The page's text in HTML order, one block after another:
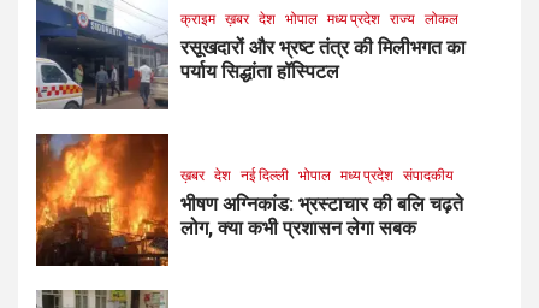
क्राइम ख़बर देश भोपाल मध्य प्रदेश राज्य लोकल
रसूखदारों और भ्रष्ट तंत्र की मिलीभगत का
पर्याय सिद्धांता हॉस्पिटल
ख़बर देश नई दिल्ली भोपाल मध्य प्रदेश संपादकीय
भीषण अग्निकांड: भ्रस्टाचार की बलि चढ़ते
लोग, क्या कभी प्रशासन लेगा सबक